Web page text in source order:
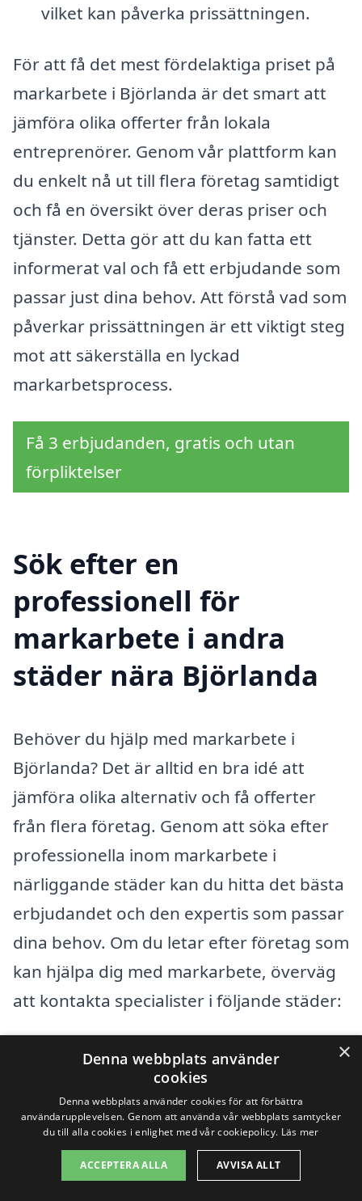
vilket kan påverka prissättningen.
För att få det mest fördelaktiga priset på
markarbete i Björlanda är det smart att
jämföra olika offerter från lokala
entreprenörer. Genom vår plattform kan
du enkelt nå ut till flera företag samtidigt
och få en översikt över deras priser och
tjänster. Detta gör att du kan fatta ett
informerat val och få ett erbjudande som
passar just dina behov. Att förstå vad som
påverkar prissättningen är ett viktigt steg
mot att säkerställa en lyckad
markarbetsprocess.
Få 3 erbjudanden, gratis och utan
förpliktelser
Sök efter en
professionell för
markarbete i andra
städer nära Björlanda
Behöver du hjälp med markarbete i
Björlanda? Det är alltid en bra idé att
jämföra olika alternativ och få offerter
från flera företag. Genom att söka efter
professionella inom markarbete i
närliggande städer kan du hitta det bästa
erbjudandet och den expertis som passar
dina behov. Om du letar efter företag som
kan hjälpa dig med markarbete, överväg
att kontakta specialister i följande städer:
Hisings Kärra
Torslanda
Säve
Göteborg
×
Denna webbplats använder
cookies
Denna webbplats använder cookies för att förbättra
användarupplevelsen. Genom att använda vår webbplats samtycker
du till alla cookies i enlighet med vår cookiepolicy. Läs mer
ACCEPTERA ALLA AVVISA ALLT